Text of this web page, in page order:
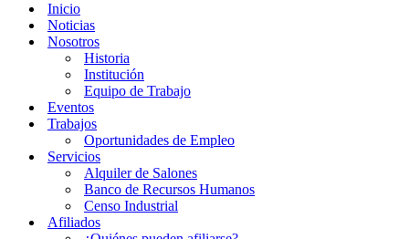
Inicio
Noticias
Nosotros
Historia
Institución
Equipo de Trabajo
Eventos
Trabajos
Oportunidades de Empleo
Servicios
Alquiler de Salones
Banco de Recursos Humanos
Censo Industrial
Afiliados